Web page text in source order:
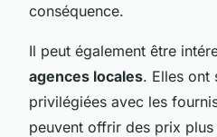
conséquence.
Il peut également être
agences locales. Elles ont
privilégiées avec les
peuvent offrir des prix